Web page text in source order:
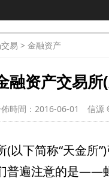
易 > 金融资产
融资产交易
時間：2016-06-01 信源
(以下简称“天金所
普遍注意的是——